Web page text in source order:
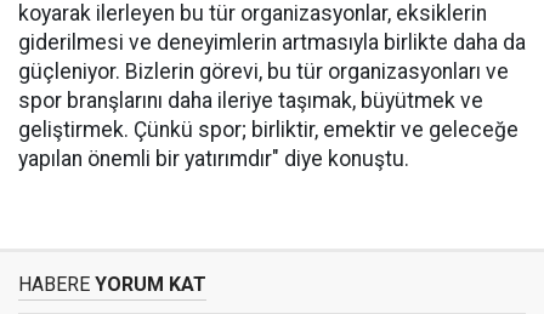
koyarak ilerleyen bu tür organizasyonlar, eksiklerin
giderilmesi ve deneyimlerin artmasıyla birlikte daha da
güçleniyor. Bizlerin görevi, bu tür organizasyonları ve
spor branşlarını daha ileriye taşımak, büyütmek ve
geliştirmek. Çünkü spor; birliktir, emektir ve geleceğe
yapılan önemli bir yatırımdır" diye konuştu.
HABERE YORUM KAT